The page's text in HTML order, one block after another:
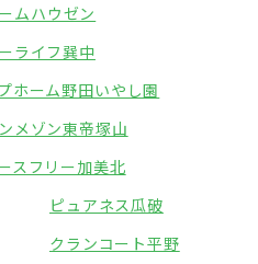
ムハウゼン
ライフ巽中
ホーム野田いやし園
メゾン東帝塚山
スフリー加美北
ピュアネス瓜破
クランコート平野